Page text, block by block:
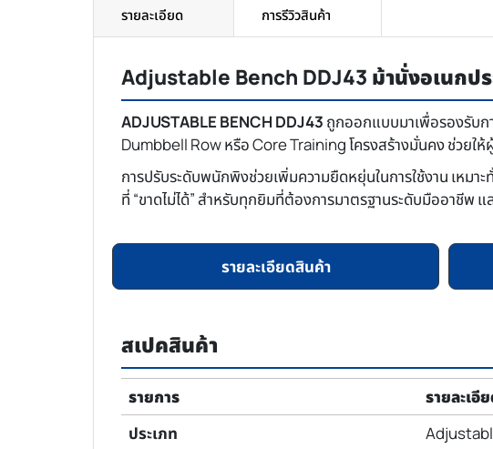
รายละเอียด
Adjustable Bench DDJ43 ม้านั่งอเนกป
ADJUSTABLE BENCH DDJ43 ถูกออกแบบมาเพื่อรองรับก
Dumbbell Row หรือ Core Training โครงสร้างมั่นคง ช่วยใ
การปรับระดับพนักพิงช่วยเพิ่มความยืดหยุ่นในการใช้งาน เหม
ที่ “ขาดไม่ได้” สำหรับทุกยิมที่ต้องการมาตรฐานระดับมืออาชีพ
รายละเอียดสินค้า
สเปคสินค้า
รายการ
รายละเอี
ประเภท
การรีวิวสินค้า